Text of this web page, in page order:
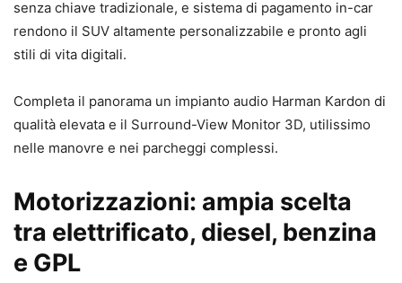
senza chiave tradizionale, e sistema di pagamento in-car
rendono il SUV altamente personalizzabile e pronto agli
stili di vita digitali.
Completa il panorama un impianto audio Harman Kardon di
qualità elevata e il Surround-View Monitor 3D, utilissimo
nelle manovre e nei parcheggi complessi.
Motorizzazioni: ampia scelta
tra elettrificato, diesel, benzina
e GPL